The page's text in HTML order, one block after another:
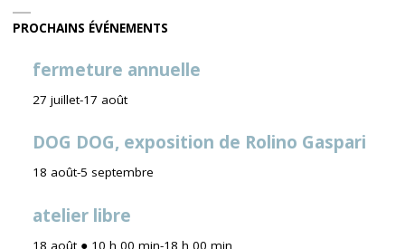
PROCHAINS ÉVÉNEMENTS
fermeture annuelle
27 juillet-17 août
DOG DOG, exposition de Rolino Gaspari
18 août-5 septembre
atelier libre
18 août ● 10 h 00 min-18 h 00 min